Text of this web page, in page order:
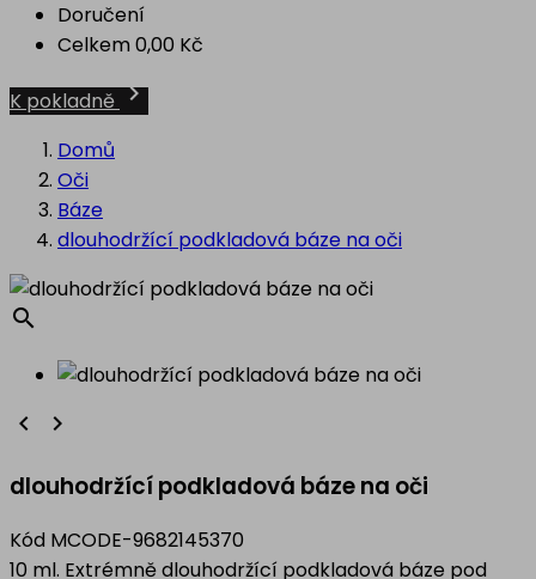
Doručení
Celkem0,00 Kč
K pokladně
Domů
Oči
Báze
dlouhodržící podkladová báze na oči
search
 
dlouhodržící podkladová báze na oči
Kód MCODE-9682145370
10 ml. Extrémně dlouhodržící podkladová báze pod